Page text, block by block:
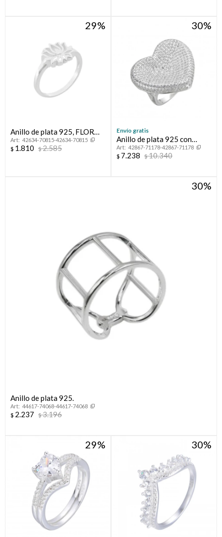
29
Anillo de plata 925, FLOR
DE LOTO.
42634-70815-42634-70815
$ 1.810 $2.585
30
Envío gratis
Anillo de plata 925 con
circonias, CORAZON.
42867-71178-42867-71178
$ 7.238 $10.340
30
Anillo de plata 925.
44617-74068-44617-74068
$ 2.237 $3.196
29 30